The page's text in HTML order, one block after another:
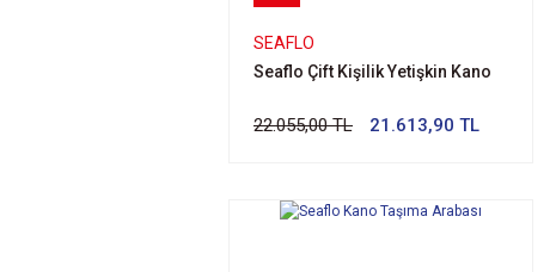
SEAFLO
Seaflo Çift Kişilik Yetişkin Kano
22.055,00 TL 21.613,90 TL